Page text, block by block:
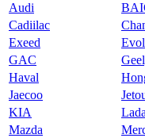
Audi
Cadiilac
Exeed
GAC
Haval
Jaecoo
KIA
Lada
Mazda